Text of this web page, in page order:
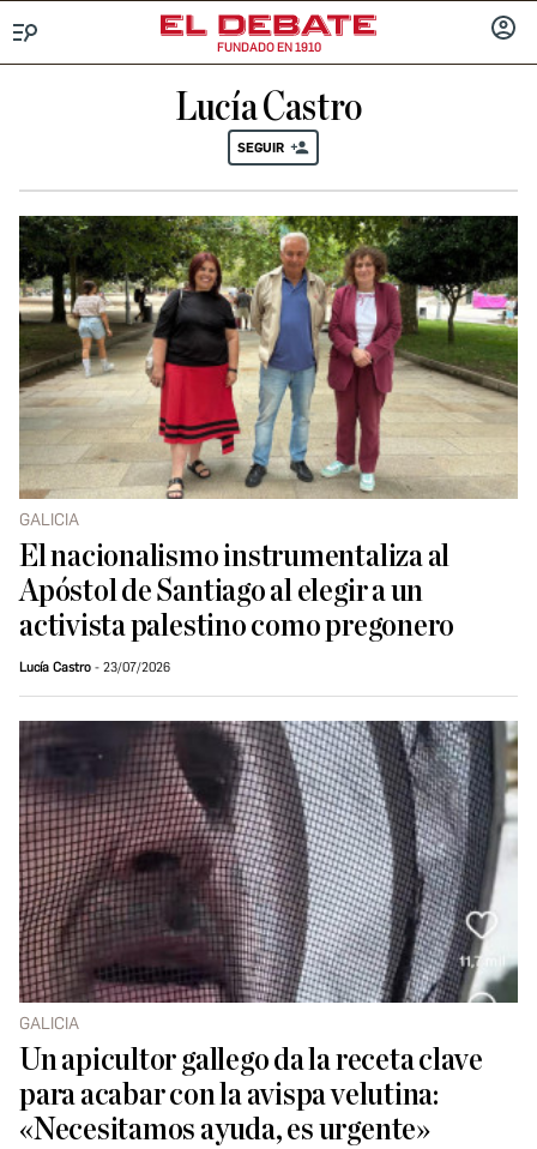
FUNDADO EN 1910
Lucía Castro
SEGUIR
GALICIA
El nacionalismo instrumentaliza al
Apóstol de Santiago al elegir a un
activista palestino como pregonero
Lucía Castro 23/07/2026
GALICIA
Un apicultor gallego da la receta clave
para acabar con la avispa velutina:
«Necesitamos ayuda, es urgente»